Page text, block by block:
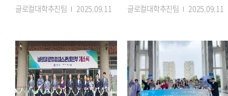
글로컬대학추진팀 2025.09.11 글로컬대학추진팀 2025.09.11